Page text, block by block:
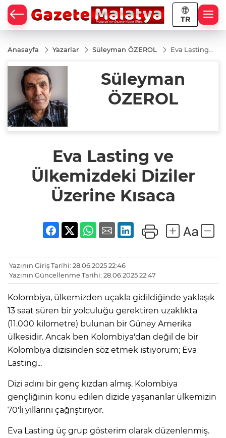
TR
Anasayfa Yazarlar Süleyman ÖZEROL
Eva Lasting
Üzerine
Süleyman
ÖZEROL
Eva Lasting ve
Ülkemizdeki Diziler
Üzerine Kısaca
Yazının Giriş Tarihi: 28.06.2025 22:46
Yazının Güncellenme Tarihi: 28.06.2025 22:47
Kolombiya, ülkemizden uçakla gidildiğinde yaklaşık
13 saat süren bir yolculuğu gerektiren uzaklıkta
(11.000 kilometre) bulunan bir Güney Amerika
ülkesidir. Ancak ben Kolombiya'dan değil de bir
Kolombiya dizisinden söz etmek istiyorum; Eva
Lasting...
Dizi adını bir genç kızdan almış. Kolombiya
gençliğinin konu edilen dizide yaşananlar ülkemizin
70'li yıllarını çağrıştırıyor.
Eva Lasting üç grup gösterim olarak düzenlenmiş.